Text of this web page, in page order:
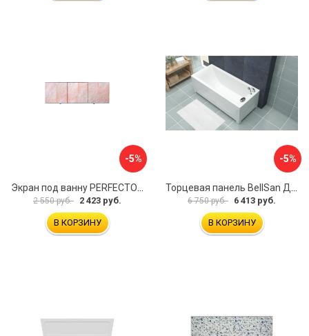
-5%
Экран под ванну PERFECTO LINEA 36-000157
2 550 руб. 2 423 руб.
В КОРЗИНУ
-5%
Торцевая панель BellSan Даниелла 4627171531049
6 750 руб. 6 413 руб.
В КОРЗИНУ